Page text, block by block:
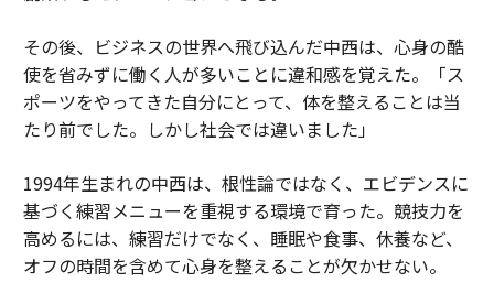
その後、ビジネスの世界へ飛び込んだ中西は、心身の酷
使を省みずに働く人が多いことに違和感を覚えた。「ス
ポーツをやってきた自分にとって、体を整えることは当
たり前でした。しかし社会では違いました」
1994年生まれの中西は、根性論ではなく、エビデンスに
基づく練習メニューを重視する環境で育った。競技力を
高めるには、練習だけでなく、睡眠や食事、休養など、
オフの時間を含めて心身を整えることが欠かせない。